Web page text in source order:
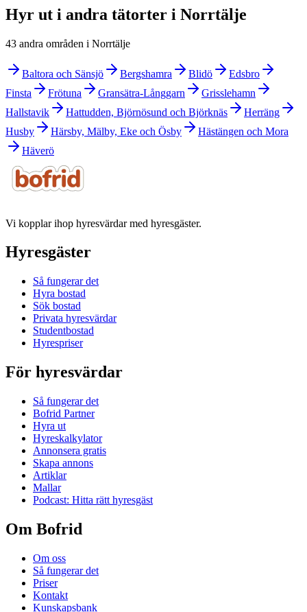
Hyr ut i andra tätorter i Norrtälje
43 andra områden i Norrtälje
Baltora och Sänsjö Bergshamra Blidö
Edsbro
Finsta
Frötuna Gransätra-Långgarn
Grisslehamn
Hallstavik
Hattudden, Björnösund och Björknäs
Herräng
Husby
Härsby, Mälby, Eke och Ösby
Hästängen och Mora
Häverö
Vi kopplar ihop hyresvärdar med hyresgäster.
Hyresgäster
Så fungerar det
Hyra bostad
Sök bostad
Privata hyresvärdar
Studentbostad
Hyrespriser
För hyresvärdar
Så fungerar det
Bofrid Partner
Hyra ut
Hyreskalkylator
Annonsera gratis
Skapa annons
Artiklar
Mallar
Podcast: Hitta rätt hyresgäst
Om Bofrid
Om oss
Så fungerar det
Priser
Kontakt
Kunskapsbank